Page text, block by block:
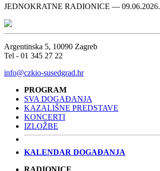
JEDNOKRATNE RADIONICE — 09.06.2026.
Argentinska 5, 10090 Zagreb
Tel - 01 345 27 22
info@czkio-susedgrad.hr
PROGRAM
SVA DOGAĐANJA
KAZALIŠNE PREDSTAVE
KONCERTI
IZLOŽBE
KALENDAR DOGAĐANJA
RADIONICE